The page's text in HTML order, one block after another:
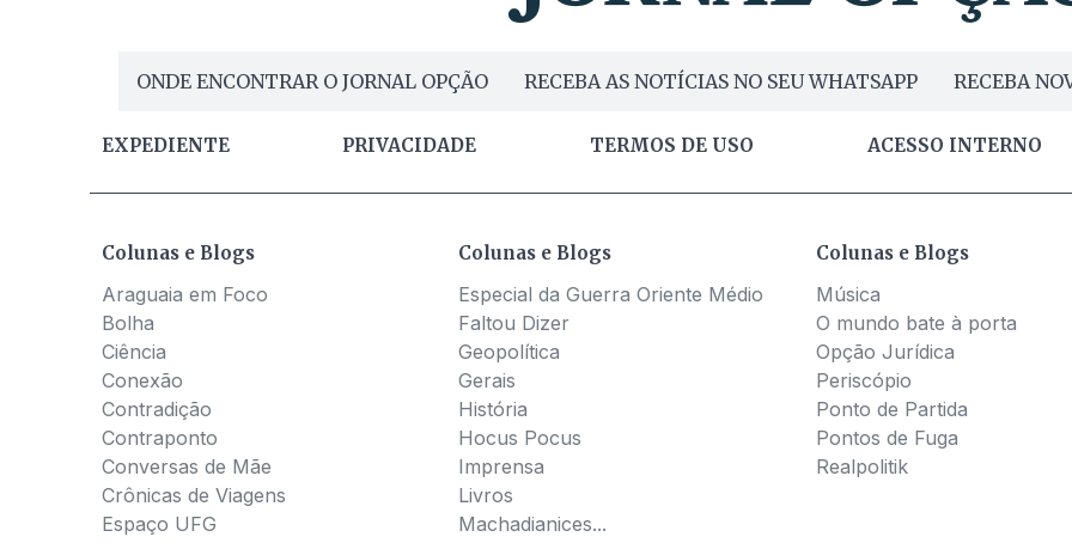
ONDE ENCONTRAR O JORNAL OPÇÃO RECEBA AS NOTÍCIAS NO SEU WHATSAPP RECEBA
EXPEDIENTE PRIVACIDADE TERMOS DE USO ACESSO INTERNO
Colunas e Blogs
Araguaia em Foco
Bolha
Ciência
Conexão
Contradição
Contraponto
Conversas de Mãe
Crônicas de Viagens
Espaço UFG
Colunas e Blogs
Especial da Guerra Oriente Médio
Faltou Dizer
Geopolítica
Gerais
História
Hocus Pocus
Imprensa
Livros
Machadianices...
Colunas e Blogs
Música
O mundo bate à porta
Opção Jurídica
Periscópio
Ponto de Partida
Pontos de Fuga
Realpolitik